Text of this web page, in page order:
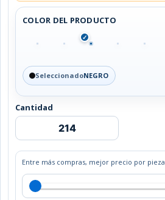
COLOR DEL PRODUCTO
✓
SeleccionadoNEGRO
Cantidad
LIBRETA
Entre más compras, mejor precio por pieza.